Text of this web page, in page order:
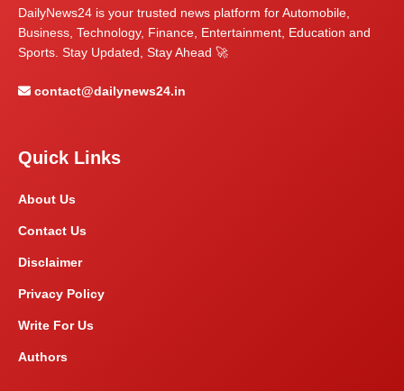
DailyNews24 is your trusted news platform for Automobile,
Business, Technology, Finance, Entertainment, Education and
Sports. Stay Updated, Stay Ahead 🚀
contact@dailynews24.in
Quick Links
About Us
Contact Us
Disclaimer
Privacy Policy
Write For Us
Authors